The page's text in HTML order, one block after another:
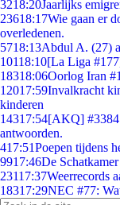
3218:20Jaarlijks
23618:17Wie gaan er
overledenen.
5718:13Abdul A. (27)
10118:10[La Liga
18318:06Oorlog Iran
12017:59Invalkracht
kinderen
14317:54[AKQ] #3384
antwoorden.
417:51Poepen tijdens
9917:46De
23117:37Weerrecords
18317:29NEC #77: